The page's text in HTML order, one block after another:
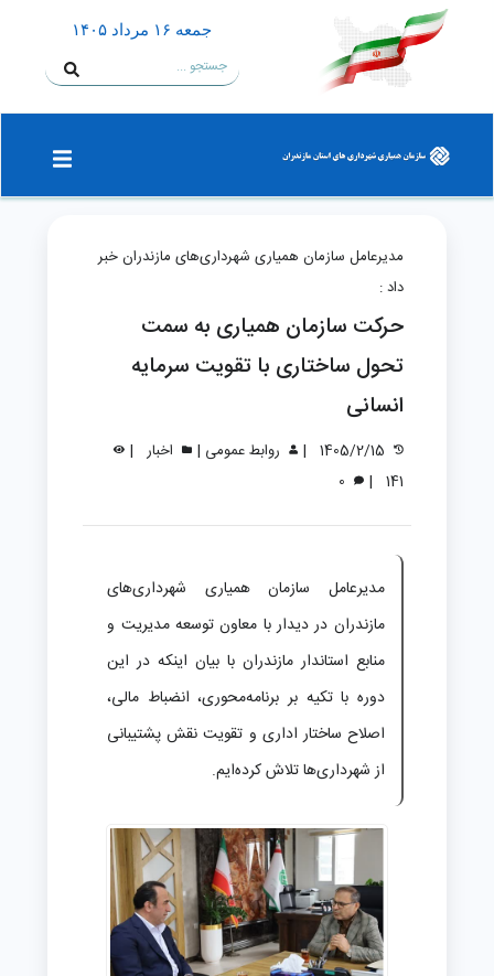
جمعه ۱۶ مرداد ۱۴۰۵
مدیرعامل سازمان همیاری شهرداری‌های مازندران خبر
داد :
حرکت سازمان همیاری به سمت
تحول ساختاری با تقویت سرمایه
انسانی
| روابط عمومی | اخبار |
141
|
مدیرعامل سازمان همیاری شهرداری‌های
مازندران در دیدار با معاون توسعه مدیریت و
منابع استاندار مازندران با بیان اینکه در این
دوره با تکیه بر برنامه‌محوری، انضباط مالی،
اصلاح ساختار اداری و تقویت نقش پشتیبانی
از شهرداری‌ها تلاش کرده‌ایم.